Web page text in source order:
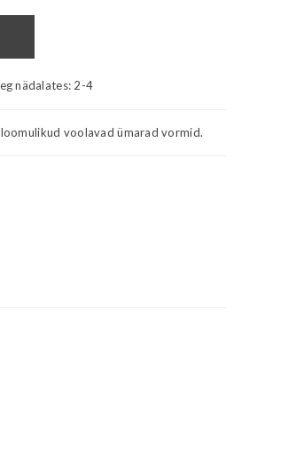
nädalates: 2-4
voolavad ümarad vormid.